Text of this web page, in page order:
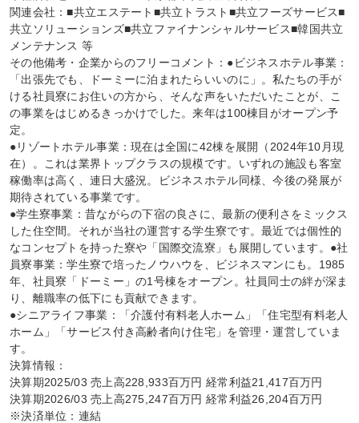
関連会社：■共立エステート■共立トラスト■共立フーズサービス■
共立ソリューションズ■共立ファイナンシャルサービス■韓国共立
メンテナンス 等
その他備考・企業からのフリーコメント：●ビジネスホテル事業：
「出張先でも、ドーミーに泊まれたらいいのに」。私たちの手が
ける社員寮にお住いの方から、そんな声をいただいたことが、こ
の事業をはじめるきっかけでした。来年は100棟目がオープン予
定。
●リゾートホテル事業：現在は全国に42棟を展開（2024年10月現
在）。これは業界トップクラスの規模です。いずれの施設も客室
稼働率は高く、連日大盛況。ビジネスホテル同様、今後の発展が
期待されている事業です。
●学生寮事業：昔ながらの下宿の良さに、最新の便利さをミックス
した住空間。それが当社の運営する学生寮です。最近では個性的
なコンセプトを持った寮や「国際交流寮」も展開しています。●社
員寮事業：学生寮で培ったノウハウを、ビジネスマンにも。1985
年、社員寮「ドーミー」の1号棟をオープン。社員同士の絆が深ま
り、離職率の低下にも貢献できます。
●シニアライフ事業：「介護付有料老人ホーム」「住宅型有料老人
ホーム」「サービス付き高齢者向け住宅」を管理・運営していま
す。
決算情報：
決算期2025/03 売上高228,933百万円 経常利益21,417百万円
決算期2026/03 売上高275,247百万円 経常利益26,204百万円
※決済単位：連結